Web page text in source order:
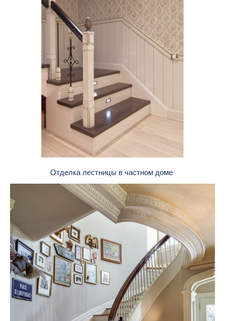
Отделка лестницы в частном доме